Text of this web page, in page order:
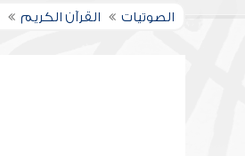
الصوتيات القرآن الكريم